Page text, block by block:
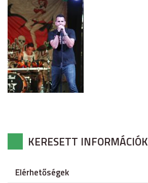
KERESETT INFORMÁCIÓK
Elérhetőségek